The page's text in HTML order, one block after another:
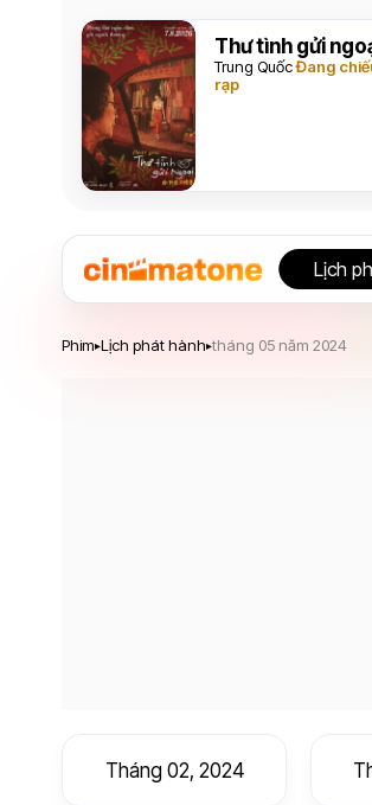
Thư tình gửi
Trung QuốcĐang
rạp
Lịch
Phim▸Lịch phát hành▸tháng 05 năm 2024
Tháng 02, 2024